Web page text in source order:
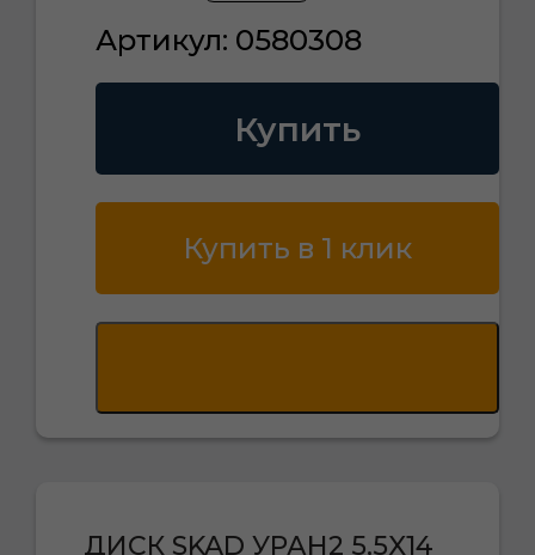
Артикул: 0580308
Купить
Купить в 1 клик
ДИСК SKAD УРАН2 5,5X14